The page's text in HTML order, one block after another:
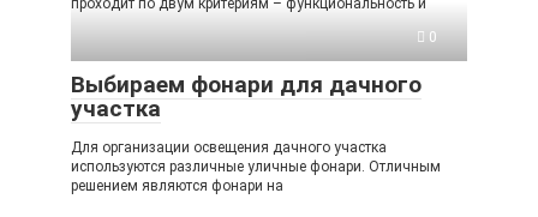
проходит по двум критериям – функциональность и
0
Выбираем фонари для дачного
участка
Для организации освещения дачного участка
используются различные уличные фонари. Отличным
решением являются фонари на